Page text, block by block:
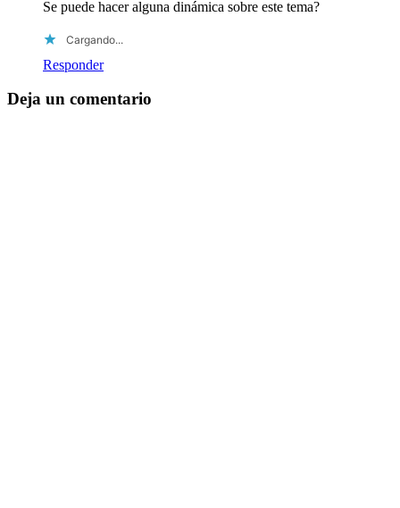
Se puede hacer alguna dinámica sobre este tema?
Cargando...
Responder
Deja un comentario